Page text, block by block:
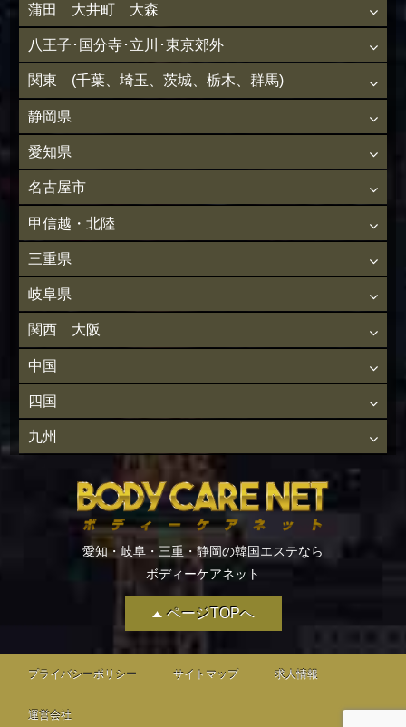
ページTOPへ
蒲田 大井町 大森
八王子･国分寺･立川･東京郊外
関東 (千葉、埼玉、茨城、栃木、群馬)
静岡県
愛知県
名古屋市
甲信越・北陸
三重県
岐阜県
関西 大阪
中国
四国
九州
愛知・岐阜・三重・静岡の韓国エステなら
ボディーケアネット
プライバシーポリシー サイトマップ 求人情報
運営会社